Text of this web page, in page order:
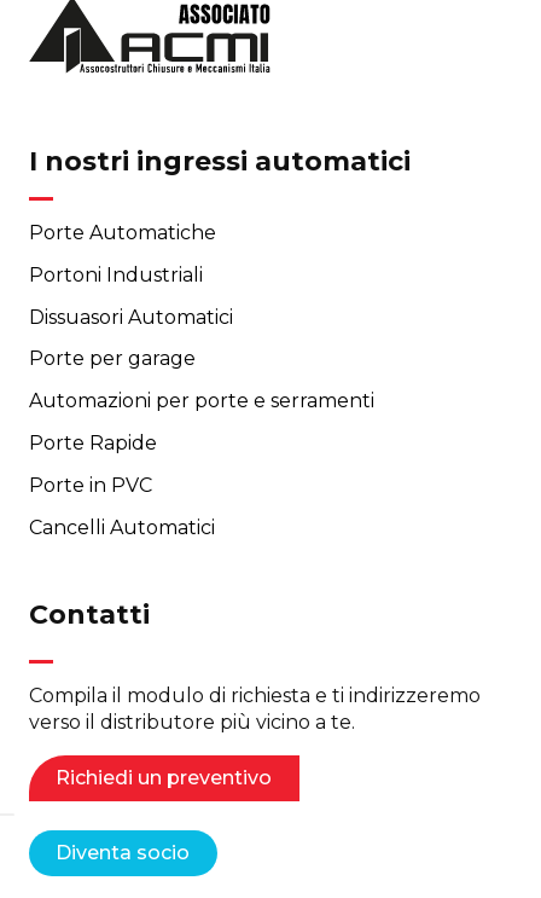
I nostri ingressi automatici
Porte Automatiche
Portoni Industriali
Dissuasori Automatici
Porte per garage
Automazioni per porte e serramenti
Porte Rapide
Porte in PVC
Cancelli Automatici
Contatti
Compila il modulo di richiesta e ti indirizzeremo
verso il distributore più vicino a te.
Richiedi un preventivo
Diventa socio